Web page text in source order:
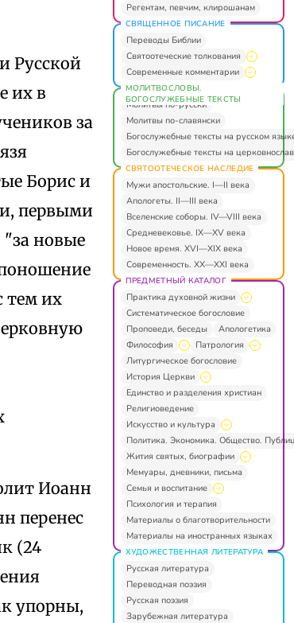
Русской
их в
за
Борис и
первыми
новые
тем их
Иоанн
перенес
(24
упорны,
Регентам, певчим, клирошанам
СВЯЩЕННОЕ ПИСАНИЕ
Переводы Библии
Святоотеческие толкования
Современные комментарии
МОЛИТВОСЛОВЫ.
БОГОСЛУЖЕБНЫЕ ТЕКСТЫ
Молитвы по-русски
Молитвы по-славянски
Богослужебные тексты на русском
Богослужебные тексты на
СВЯТООТЕЧЕСКОЕ НАСЛЕДИЕ
Мужи апостольские. I—II века
Апологеты. II—III века
Вселенские соборы. IV—VIII века
Средневековье. IX—XV века
Новое время. XVI—XIX века
Современность. XX—XXI века
ПРЕДМЕТНЫЙ КАТАЛОГ
Практика духовной жизни
Систематическое богословие
Проповеди, беседы
Апологетика
Философия
Патрология
Литургическое богословие
История Церкви
Единство и разделения христиан
Религиоведение
Искусство и культура
Политика. Экономика. Общество.
Жития святых, биографии
Мемуары, дневники, письма
Семья и воспитание
Психология и терапия
Материалы о благотворительности
Материалы на иностранных языках
ХУДОЖЕСТВЕННАЯ ЛИТЕРАТУРА
Русская литература
Переводная поэзия
Русская поэзия
Зарубежная литература